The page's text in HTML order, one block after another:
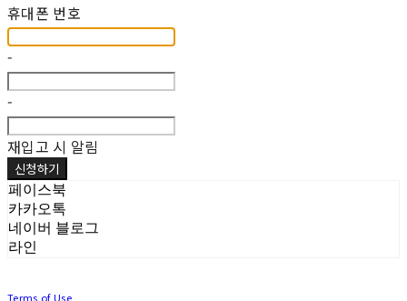
휴대폰 번호
-
-
재입고 시 알림
신청하기
페이스북
카카오톡
네이버 블로그
라인
Terms of Use